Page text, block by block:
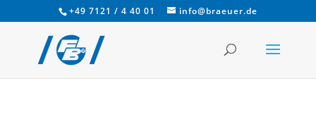
+49 7121 / 4 40 01 info@braeuer.de